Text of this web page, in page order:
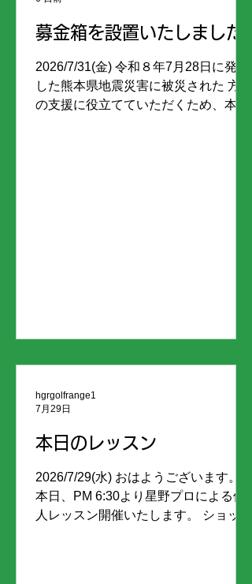
募金箱を設置いたしました
2026/7/31(金) 令和８年7月28日に発生
した熊本県地震災害に被災された 方々
の支援に役立てていただくため、本日
本日のレッスン
2026/7/29(水) おはようございます。
本日、PM 6:30より星野プロによる個
人レッスン開催いたします。 ショット
hgrgolfrange1
7月29日